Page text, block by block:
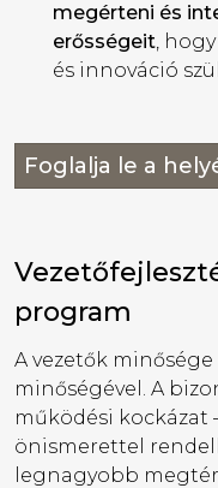
megérteni és
erősségeit,
és innováció
Foglalja le a
program
A vezetők
minőségével. A
működési kockázat
önismerettel
legnagyobb